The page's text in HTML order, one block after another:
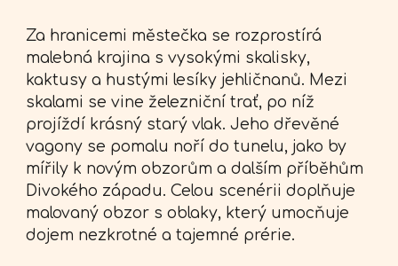
Za hranicemi městečka se rozprostírá
malebná krajina s vysokými skalisky,
kaktusy a hustými lesíky jehličnanů. Mezi
skalami se vine železniční trať, po níž
projíždí krásný starý vlak. Jeho dřevěné
vagony se pomalu noří do tunelu, jako by
mířily k novým obzorům a dalším příběhům
Divokého západu. Celou scenérii doplňuje
malovaný obzor s oblaky, který umocňuje
dojem nezkrotné a tajemné prérie.